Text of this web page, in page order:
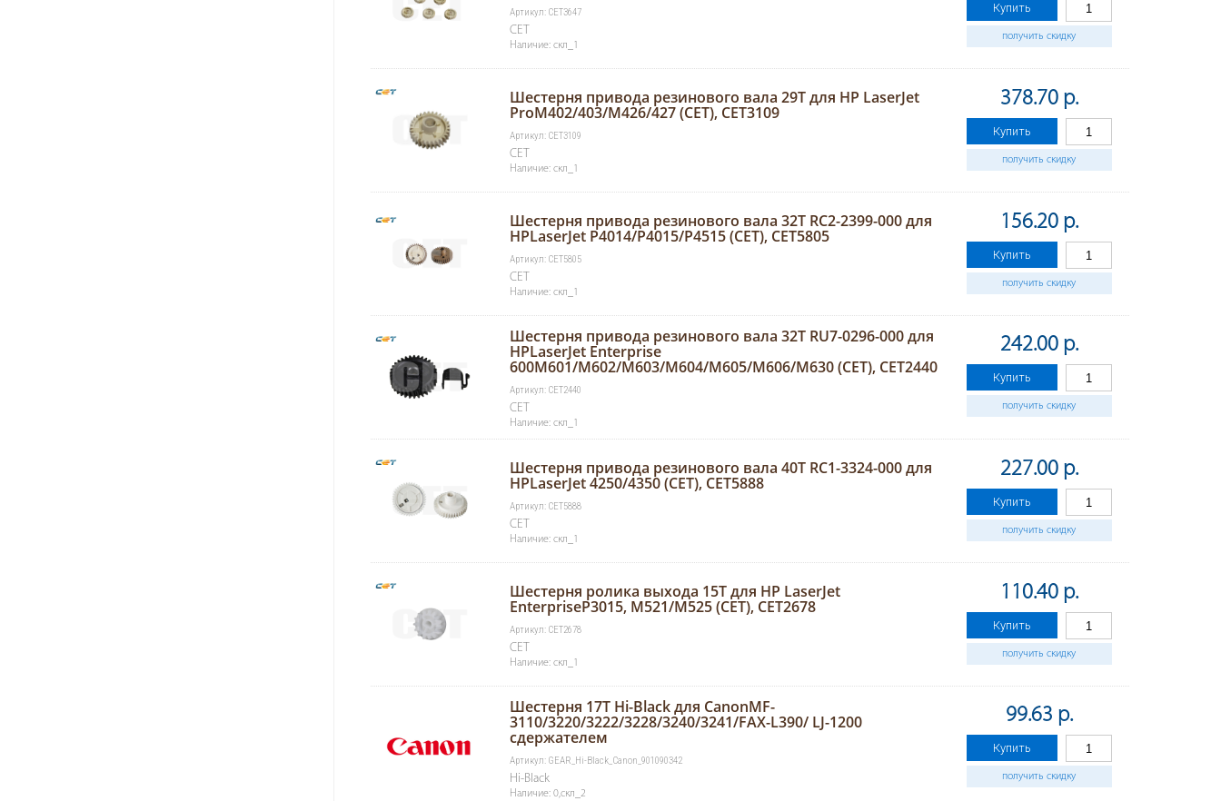
Артикул: CET3647
CET
Наличие: скл_1
Купить
получить скидку
Шестерня привода резинового вала 29T для HP LaserJet
ProM402/403/M426/427 (CET), CET3109
Артикул: CET3109
CET
Наличие: скл_1
378.70 р.
Купить
получить скидку
Шестерня привода резинового вала 32T RC2-2399-000 для
HPLaserJet P4014/P4015/P4515 (CET), CET5805
Артикул: CET5805
CET
Наличие: скл_1
156.20 р.
Купить
получить скидку
Шестерня привода резинового вала 32T RU7-0296-000 для
HPLaserJet Enterprise
600M601/M602/M603/M604/M605/M606/M630 (CET), CET2440
Артикул: CET2440
CET
Наличие: скл_1
242.00 р.
Купить
получить скидку
Шестерня привода резинового вала 40T RC1-3324-000 для
HPLaserJet 4250/4350 (CET), CET5888
Артикул: CET5888
CET
Наличие: скл_1
227.00 р.
Купить
получить скидку
Шестерня ролика выхода 15T для HP LaserJet
EnterpriseP3015, M521/M525 (CET), CET2678
Артикул: CET2678
CET
Наличие: скл_1
110.40 р.
Купить
получить скидку
Шестерня 17Т Hi-Black для CanonMF-
3110/3220/3222/3228/3240/3241/FAX-L390/ LJ-1200
cдержателем
Артикул: GEAR_Hi-Black_Canon_901090342
Hi-Black
Наличие: 0,скл_2
99.63 р.
Купить
получить скидку